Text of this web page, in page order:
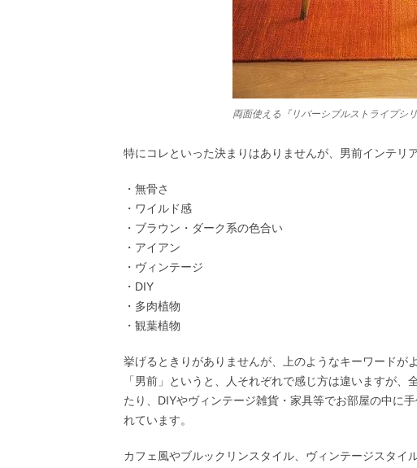
両面使える『リバーシブルストライプシ
特にコレといった決まりはありませんが、男前インテリ
・無骨さ
・ワイルド感
・ブラウン・ダーク系の色合い
・アイアン
・ヴィンテージ
・DIY
・多肉植物
・観葉植物
挙げるときりがありませんが、上のようなキーワードが
「男前」というと、人それぞれで感じ方は違いますが
たり、DIYやヴィンテージ雑貨・家具等でお部屋の中に
れています。
カフェ風やブルックリンスタイル、ヴィンテージスタ